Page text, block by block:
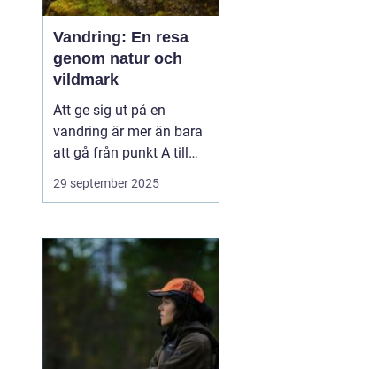
Vandring: En resa
genom natur och
vildmark
Att ge sig ut på en
vandring är mer än bara
att gå från punkt A till
punkt B. Det är en
upplevelse som utmanar
samtidigt som man får
möjlighet att komma i
kontakt med naturen på
29 september 2025